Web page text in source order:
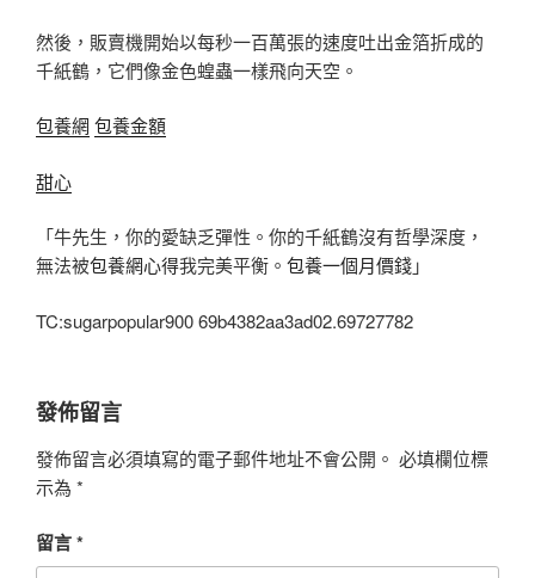
然後，販賣機開始以每秒一百萬張的速度吐出金箔折成的
千紙鶴，它們像金色蝗蟲一樣飛向天空。
包養網 包養金額
甜心
「牛先生，你的愛缺乏彈性。你的千紙鶴沒有哲學深度，
無法被包養網心得我完美平衡。 包養一個月價錢」
TC:sugarpopular900 69b4382aa3ad02.69727782
發佈留言
發佈留言必須填寫的電子郵件地址不會公開。 必填欄位標
示為 *
留言*